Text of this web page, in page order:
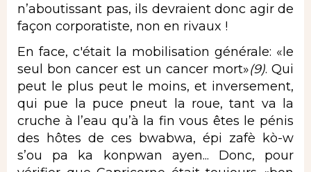
n’aboutissant pas, ils devraient donc agir de
façon corporatiste, non en rivaux !
En face, c'était la mobilisation générale: «le
seul bon cancer est un cancer mort»(9). Qui
peut le plus peut le moins, et inversement,
qui pue la puce pneut la roue, tant va la
cruche à l’eau qu’à la fin vous êtes le pénis
des hôtes de ces bwabwa, épi zafè kò-w
s’ou pa ka konpwan ayen... Donc, pour